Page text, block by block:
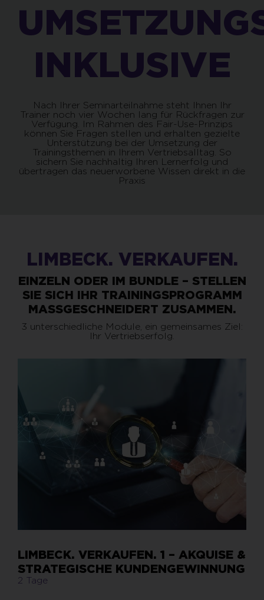
INKLUSIVE
Nach Ihrer Seminarteilnahme steht Ihnen Ihr
Trainer noch vier Wochen lang für Rückfragen zur
Verfügung. Im Rahmen des Fair-Use-Prinzips
können Sie Fragen stellen und erhalten gezielte
Unterstützung bei der Umsetzung der
Trainingsthemen in Ihrem Vertriebsalltag. So
sichern Sie nachhaltig Ihren Lernerfolg und
übertragen das neuerworbene Wissen direkt in die
Praxis
LIMBECK. VERKAUFEN.
EINZELN ODER IM BUNDLE – STELLEN
SIE SICH IHR TRAININGSPROGRAMM
MASSGESCHNEIDERT ZUSAMMEN.
3 unterschiedliche Module, ein gemeinsames Ziel:
Ihr Vertriebserfolg.
LIMBECK. VERKAUFEN. 1 – AKQUISE &
STRATEGISCHE KUNDENGEWINNUNG
2 Tage